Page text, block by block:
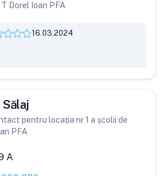
Dorel Ioan PFA
16.03.2024
Sălaj
pentru locația nr 1 a școlii de
PFA
A